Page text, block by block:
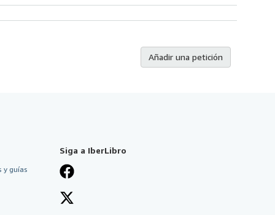
Añadir una petición
y guías
Siga a IberLibro